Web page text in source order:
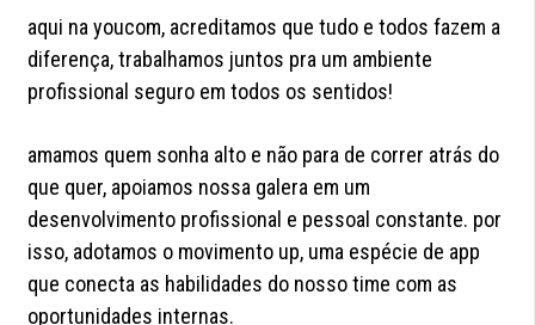
aqui na youcom, acreditamos que tudo e todos fazem a
diferença, trabalhamos juntos pra um ambiente
profissional seguro em todos os sentidos!
amamos quem sonha alto e não para de correr atrás do
que quer, apoiamos nossa galera em um
desenvolvimento profissional e pessoal constante. por
isso, adotamos o movimento up, uma espécie de app
que conecta as habilidades do nosso time com as
oportunidades internas.